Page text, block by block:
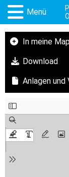
Menü
In meine
Download
Anlagen und